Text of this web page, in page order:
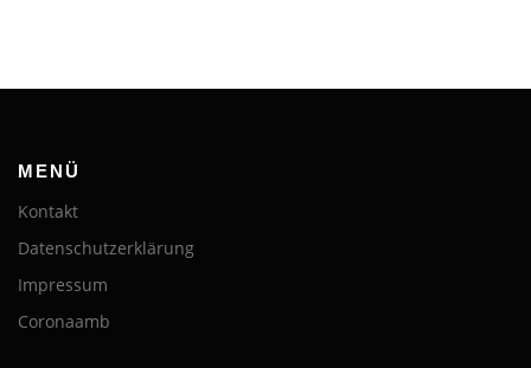
MENÜ
Kontakt
Datenschutzerklärung
Impressum
Coronaamb